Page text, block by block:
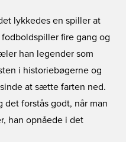
lykkedes en spiller at
fire gang og
han legender som
i historiebøgerne og
at sætte farten ned.
det forstås godt, når man
han opnåede i det